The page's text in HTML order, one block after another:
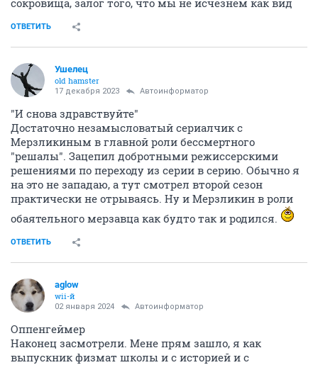
сокровища, залог того, что мы не исчезнем как вид
ОТВЕТИТЬ
Ушелец
old hamster
17 декабря 2023 Автоинформатор
"И снова здравствуйте"
Достаточно незамысловатый сериалчик с
Мерзликиным в главной роли бессмертного
"решалы". Зацепил добротными режиссерскими
решениями по переходу из серии в серию. Обычно я
на это не западаю, а тут смотрел второй сезон
практически не отрываясь. Ну и Мерзликин в роли
обаятельного мерзавца как будто так и родился.
ОТВЕТИТЬ
aglow
wii-й
02 января 2024 Автоинформатор
Оппенгеймер
Наконец засмотрели. Мене прям зашло, я как
выпускник физмат школы и с историей и с